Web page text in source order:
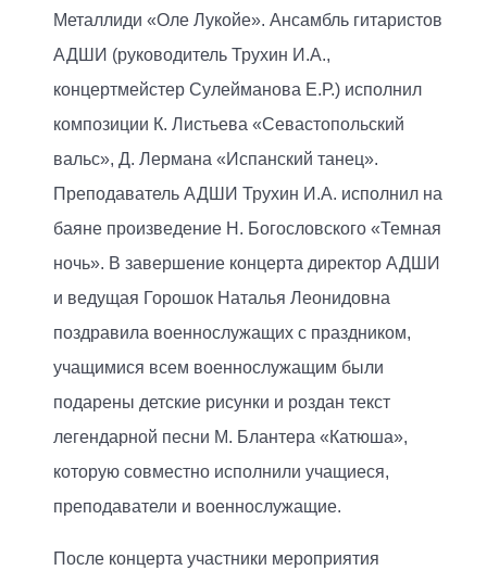
Металлиди «Оле Лукойе». Ансамбль гитаристов
АДШИ (руководитель Трухин И.А.,
концертмейстер Сулейманова Е.Р.) исполнил
композиции К. Листьева «Севастопольский
вальс», Д. Лермана «Испанский танец».
Преподаватель АДШИ Трухин И.А. исполнил на
баяне произведение Н. Богословского «Темная
ночь». В завершение концерта директор АДШИ
и ведущая Горошок Наталья Леонидовна
поздравила военнослужащих с праздником,
учащимися всем военнослужащим были
подарены детские рисунки и роздан текст
легендарной песни М. Блантера «Катюша»,
которую совместно исполнили учащиеся,
преподаватели и военнослужащие.
После концерта участники мероприятия